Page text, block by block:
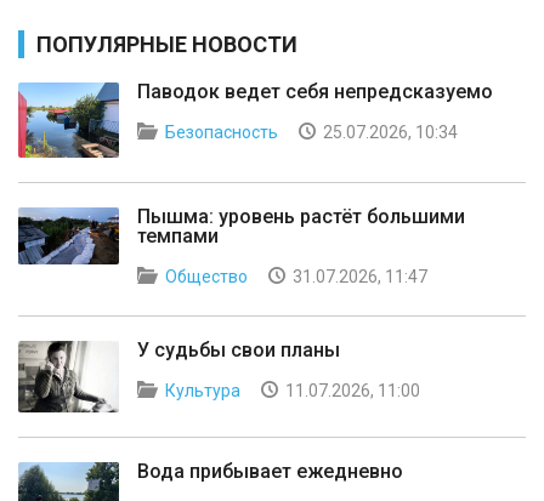
ПОПУЛЯРНЫЕ НОВОСТИ
Паводок ведет себя непредсказуемо
Безопасность 25.07.2026, 10:34
Пышма: уровень растёт большими
темпами
Общество 31.07.2026, 11:47
У судьбы свои планы
Культура 11.07.2026, 11:00
Вода прибывает ежедневно